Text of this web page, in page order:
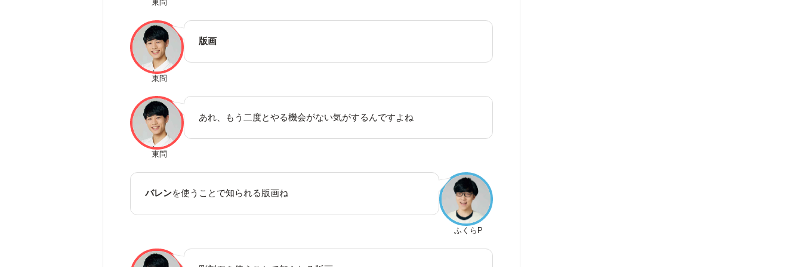
東問
東問
版画
東問
あれ、もう二度とやる機会がない気がするんですよね
ふくらP
バレンを使うことで知られる版画ね